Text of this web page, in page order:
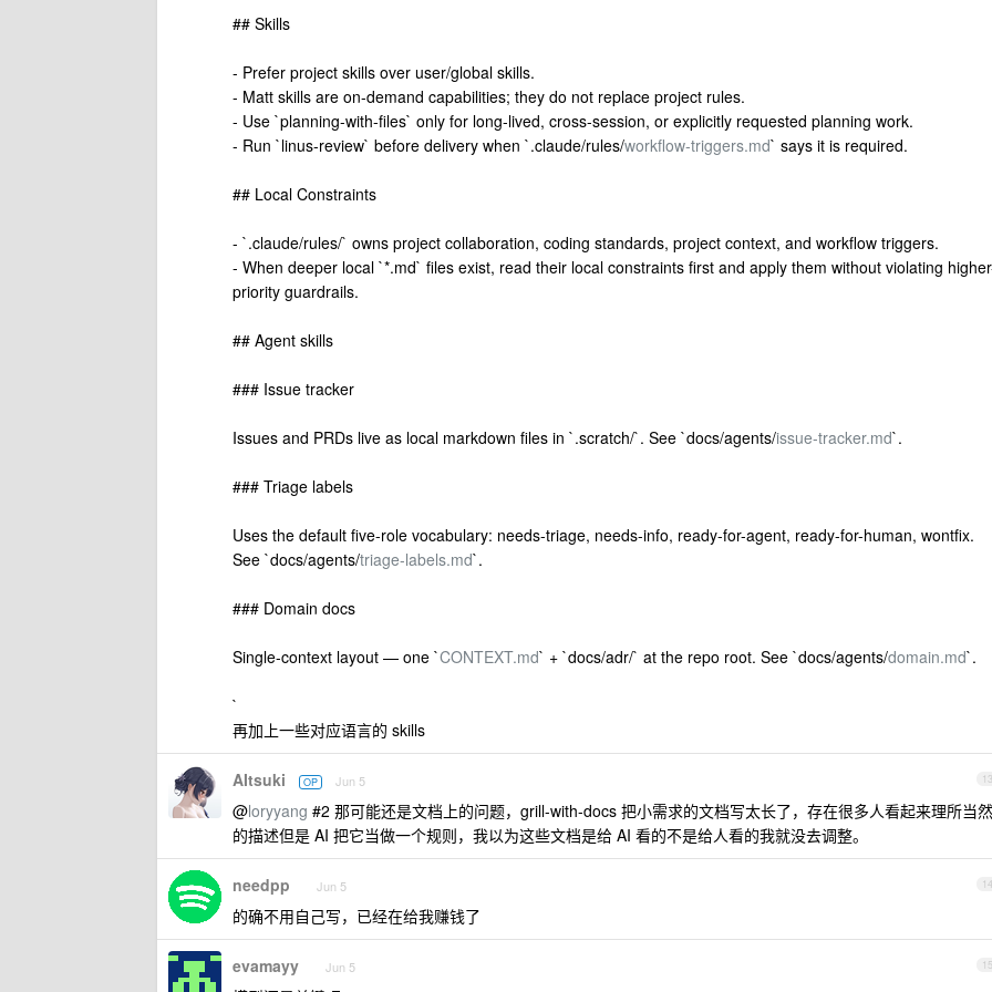
## Skills
- Prefer project skills over user/global skills.
- Matt skills are on-demand capabilities; they do not replace project rules.
- Use `planning-with-files` only for long-lived, cross-session, or explicitly requested planning work.
- Run `linus-review` before delivery when `.claude/rules/workflow-triggers.md` says it is required.
## Local Constraints
- `.claude/rules/` owns project collaboration, coding standards, project context, and workflow triggers.
- When deeper local `*.md` files exist, read their local constraints first and apply them without violating
priority guardrails.
## Agent skills
### Issue tracker
Issues and PRDs live as local markdown files in `.scratch/`. See `docs/agents/issue-tracker.md`.
### Triage labels
Uses the default five-role vocabulary: needs-triage, needs-info, ready-for-agent, ready-for-human, wontfix.
See `docs/agents/triage-labels.md`.
### Domain docs
Single-context layout — one `CONTEXT.md` + `docs/adr/` at the repo root. See `docs/agents/domain.md`.
`
再加上一些对应语言的 skills
13
AItsuki OP Jun 5
@loryyang #2 那可能还是文档上的问题，grill-with-docs 把小需求的文档写太长了，存在很多人看起来理所当然
的描述但是 AI 把它当做一个规则，我以为这些文档是给 AI 看的不是给人看的我就没去调整。
14
needpp Jun 5
的确不用自己写，已经在给我赚钱了
15
evamayy Jun 5